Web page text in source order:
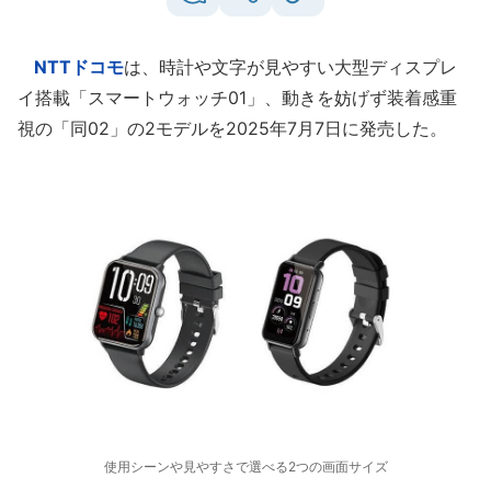
NTTドコモは、時計や文字が見やすい大型ディスプレ
イ搭載「スマートウォッチ01」、動きを妨げず装着感重
視の「同02」の2モデルを2025年7月7日に発売した。
使用シーンや見やすさで選べる2つの画面サイズ